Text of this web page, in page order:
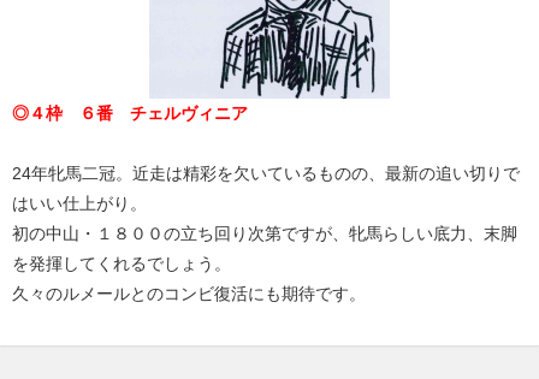
◎４枠 ６番 チェルヴィニア
24年牝馬二冠。近走は精彩を欠いているものの、最新の追い切りで
はいい仕上がり。
初の中山・１８００の立ち回り次第ですが、牝馬らしい底力、末脚
を発揮してくれるでしょう。
久々のルメールとのコンビ復活にも期待です。